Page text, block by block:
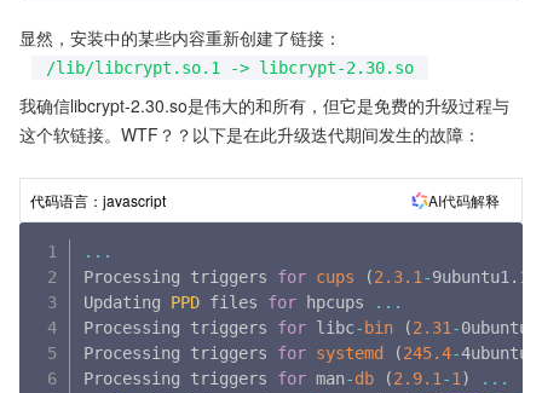
显然，安装中的某些内容重新创建了链接：
/lib/libcrypt.so.1 -> libcrypt-2.30.so
我确信libcrypt-2.30.so是伟大的和所有，但它是免费的升级过程与
这个软链接。WTF？？以下是在此升级迭代期间发生的故障：
代码语言： javascript AI代码解释
...
Processing triggers for cups (2.3.1-9ubuntu1. 1
Updating PPD files for hpcups
...
Processing triggers for libc- bin (2.31-0ubuntu9
Processing triggers for systemd (245.4-4ubuntu3
Processing triggers for man-db (2.9.1-1)
...